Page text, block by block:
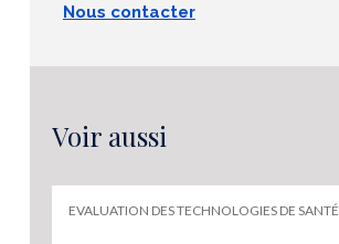
Nous contacter
Voir aussi
EVALUATION DES TECHNOLOGIES DE SANTÉ